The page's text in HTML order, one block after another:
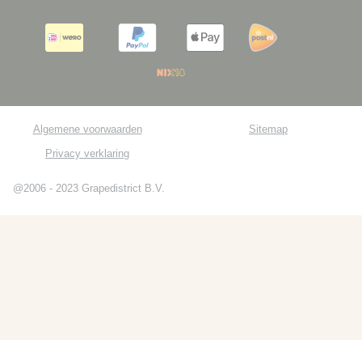
Algemene voorwaarden
Privacy verklaring
Sitemap
@2006 - 2023 Grapedistrict B.V.